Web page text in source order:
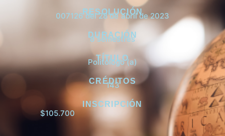
RESOLUCIÓN
007126 del 28 de abril de 2023
DURACIÓN
8 semestres
TÍTULO
Politólogo (a)
CRÉDITOS
143
INSCRIPCIÓN
$105.700